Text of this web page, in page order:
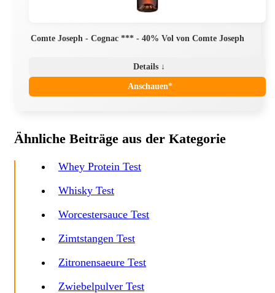
Comte Joseph - Cognac *** - 40% Vol von Comte Joseph
Details ↓
Anschauen*
Ähnliche Beiträge aus der Kategorie
Whey Protein Test
Whisky Test
Worcestersauce Test
Zimtstangen Test
Zitronensaeure Test
Zwiebelpulver Test